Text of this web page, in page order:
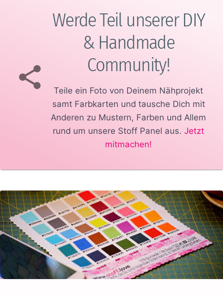
Werde Teil unserer DIY
& Handmade
Community!
Teile ein Foto von Deinem Nähprojekt
samt Farbkarten und tausche Dich mit
Anderen zu Mustern, Farben und Allem
rund um unsere Stoff Panel aus. Jetzt
mitmachen!